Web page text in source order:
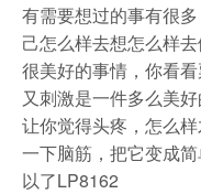
有需要想过的事有很
己怎么样去想怎么样
很美好的事情，你看
又刺激是一件多么美
让你觉得头疼，怎么
一下脑筋，把它变成
以了LP8162